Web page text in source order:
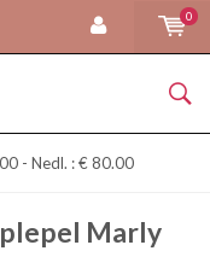
0
- Nedl. : € 80.00
Marly